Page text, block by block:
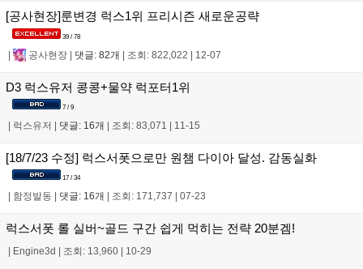
[공사현장]룬변경 럭스1위 프리시즌 새로운공략
39 / 78
| 공사현장 | 댓글: 82개 | 조회: 822,022 | 12-07
D3 럭스유저 콩콩+물약 럭포터1위
7 / 9
럭스유저 댓글: 16개 조회: 83,071 11-15
[18/7/23 수정] 럭스서폿으로만 원챔 다이아 달성. 감동실화
17 / 34
함정발동 댓글: 16개 조회: 171,737 07-23
럭스서폿 롤 실버~골드 구간 쉽게 먹히는 전략 20분겜!
Engine3d 조회: 13,960 10-29